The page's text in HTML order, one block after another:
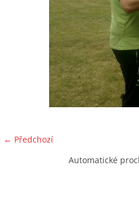
← Předchozí
Automatické